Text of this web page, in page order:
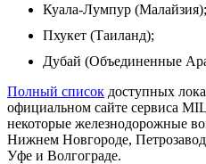
Куала-Лумпур (Малайзия);
Пхукет (Таиланд);
Дубай (Объединенные
Полный список доступных
официальном сайте сервиса
некоторые железнодорожные
Нижнем Новгороде,
Уфе и Волгограде.